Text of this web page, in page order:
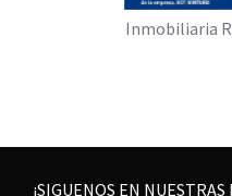
Inmobiliaria
¡SIGUENOS EN NUESTRAS